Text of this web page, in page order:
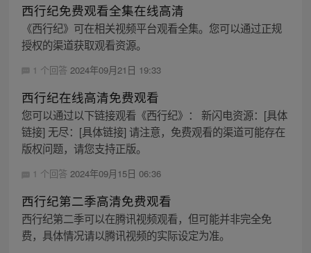
西行纪免费观看全集在线高清
《西行纪》可在相关视频平台观看全集。您可以通过正规
授权的渠道获取观看资源。
1 个回答 2024年09月21日 19:33
西行纪在线高清免费观看
您可以通过以下链接观看《西行纪》： 新闪电资源：[具体
链接] 无尽：[具体链接] 请注意，免费观看的渠道可能存在
版权问题，请您支持正版。
1 个回答 2024年09月15日 06:36
西行纪第二季高清免费观看
西行纪第二季可以在腾讯视频观看，但可能并非完全免
费，具体情况请以腾讯视频的实际设定为准。